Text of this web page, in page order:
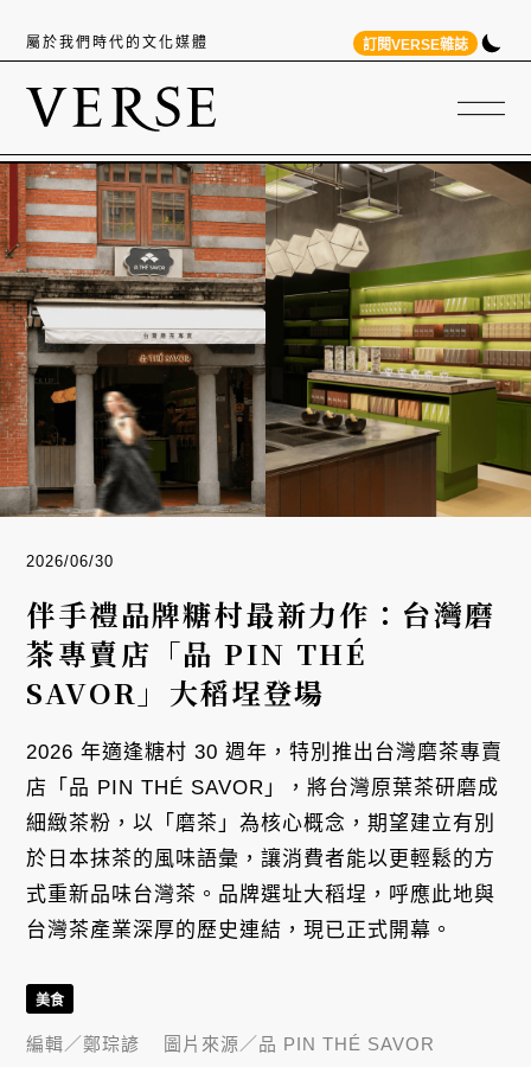
屬於我們時代的文化媒體 訂閱VERSE雜誌
2026/06/30
伴手禮品牌糖村最新力作：台灣磨
茶專賣店「品 PIN THÉ
SAVOR」大稻埕登場
2026 年適逢糖村 30 週年，特別推出台灣磨茶專賣
店「品 PIN THÉ SAVOR」，將台灣原葉茶研磨成
細緻茶粉，以「磨茶」為核心概念，期望建立有別
於日本抹茶的風味語彙，讓消費者能以更輕鬆的方
式重新品味台灣茶。品牌選址大稻埕，呼應此地與
台灣茶產業深厚的歷史連結，現已正式開幕。
美食
編輯／鄭琮諺 圖片來源／品 PIN THÉ SAVOR